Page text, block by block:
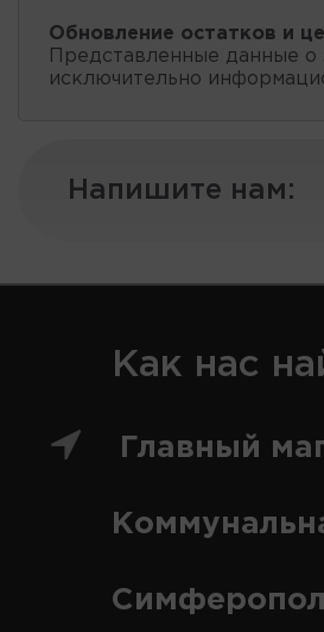
Обновление остатков и
Представленные данные о
исключительно
Напишите нам:
Как нас
Главный